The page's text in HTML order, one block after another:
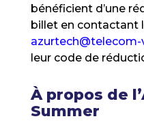
bénéficient d’une
billet en contactant
azurtech@telecom-
leur code de
À propos de
Summer